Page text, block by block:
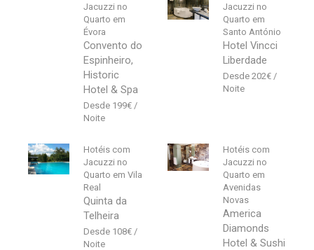
Jacuzzi no
Quarto em
Évora
Convento do
Espinheiro,
Historic
Hotel & Spa
199€
Jacuzzi no
Quarto em
Santo António
Hotel Vincci
Liberdade
202€
Hotéis com
Jacuzzi no
Quarto em Vila
Real
Quinta da
Telheira
108€
Hotéis com
Jacuzzi no
Quarto em
Avenidas
Novas
America
Diamonds
Hotel & Sushi